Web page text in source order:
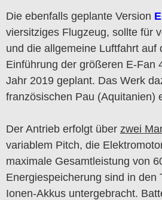
Die ebenfalls geplante Version
viersitziges Flugzeug, sollte für
und die allgemeine Luftfahrt auf
Einführung der größeren E-Fan
Jahr 2019 geplant. Das Werk
französischen Pau (Aquitanien)
Der Antrieb erfolgt über zwei
variablem Pitch, die
maximale Gesamtleistung von
Energiespeicherung sind in den
Ionen-Akkus untergebracht.